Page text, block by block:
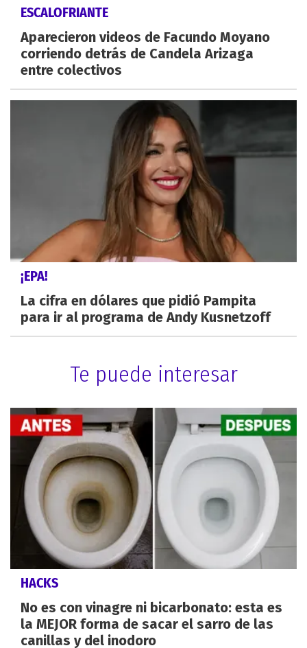
ESCALOFRIANTE
Aparecieron videos de Facundo Moyano
corriendo detrás de Candela Arizaga
entre colectivos
¡EPA!
La cifra en dólares que pidió Pampita
para ir al programa de Andy Kusnetzoff
Te puede interesar
HACKS
No es con vinagre ni bicarbonato: esta es
la MEJOR forma de sacar el sarro de las
canillas y del inodoro